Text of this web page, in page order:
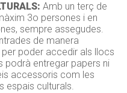
Amb un terç de
3o persones i en
sempre assegudes.
de manera
poder accedir als llocs
podrà entregar papers ni
accessoris com les
espais culturals.